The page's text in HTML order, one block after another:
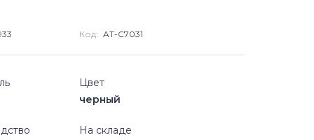
Код: AT-C7031
Цвет
черный
На складе